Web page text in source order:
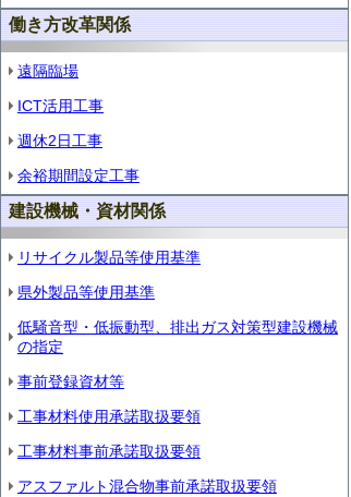
働き方改革関係
遠隔臨場
ICT活用工事
週休2日工事
余裕期間設定工事
建設機械・資材関係
リサイクル製品等使用基準
県外製品等使用基準
低騒音型・低振動型、排出ガス対策型建設機械
の指定
事前登録資材等
工事材料使用承諾取扱要領
工事材料事前承諾取扱要領
アスファルト混合物事前承諾取扱要領